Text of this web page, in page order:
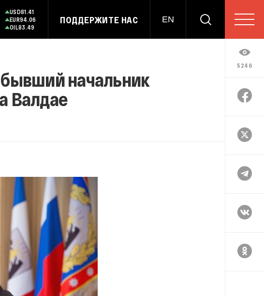
USD81.41
EUR94.06
OIL83.49
ПОДДЕРЖИТЕ НАС EN
5246
начальник
Валдае